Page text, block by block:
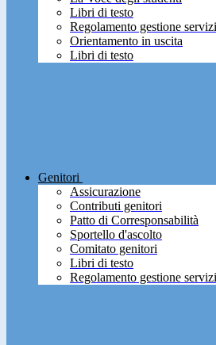
Libri di testo
Regolamento gestione
Orientamento in uscita
Libri di testo
Genitori
Assicurazione
Contributi genitori
Patto di Corresponsabilità
Sportello d'ascolto
Comitato genitori
Libri di testo
Regolamento gestione